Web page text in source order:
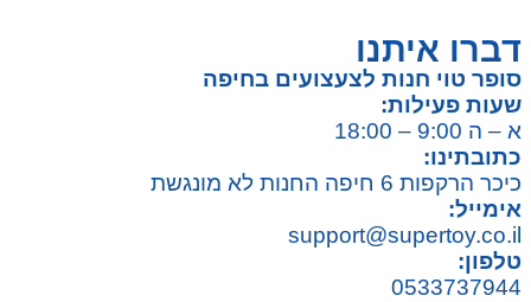
דברו איתנו
סופר טוי חנות לצעצועים בחיפה
שעות פעילות:
א – ה 9:00 – 18:00
כתובתינו:
כיכר הרקפות 6 חיפה החנות לא מונגשת
אימייל:
support@supertoy.co.il
טלפון:
0533737944